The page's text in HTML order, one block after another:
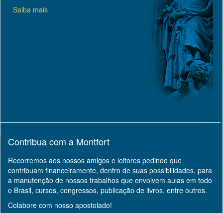
Saiba mais
Contribua com a Montfort
Recorremos aos nossos amigos e leitores pedindo que
contribuam financeiramente, dentro de suas possibilidades, para
a manutenção de nossos trabalhos que envolvem aulas em todo
o Brasil, cursos, congressos, publicação de livros, entre outros.
Colabore com nosso apostolado!